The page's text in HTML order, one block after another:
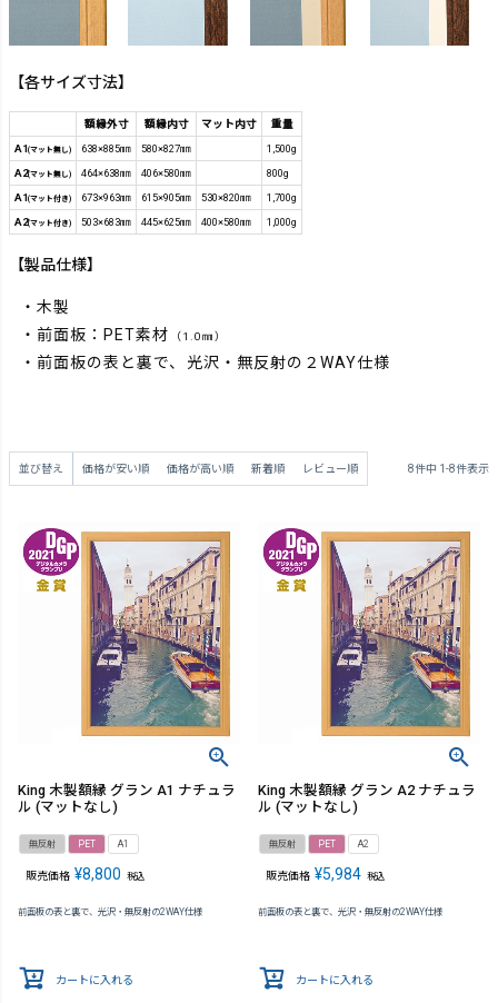
【各サイズ寸法】
額縁外寸 額縁内寸 マット内寸
重量
A1(マット無し) 638×885㎜ 580×827㎜
1,500g
A2(マット無し) 464×638㎜ 406×580㎜
800g
A1(マット付き) 673×963㎜ 615×905㎜ 530×820㎜
1,700g
A2(マット付き) 503×683㎜ 445×625㎜ 400×580㎜ 1,000g
【製品仕様】
・木製
・前面板：PET素材
（1.0㎜）
・前面板の表と裏で、光沢・無反射の２WAY仕様
並び替え 価格が安い順 価格が高い順 新着順 レビュー順 8件中 1 -8件表示
King 木製額縁 グラン A1 ナチュラ
ル (マットなし)
無反射 PET A1
販売価格 ¥8,800 税込
前面板の表と裏で、光沢・無反射の2WAY仕様
カートに入れる
King 木製額縁 グラン A2 ナチュラ
ル (マットなし)
無反射 PET A2
販売価格 ¥5,984 税込
前面板の表と裏で、光沢・無反射の2WAY仕様
カートに入れる